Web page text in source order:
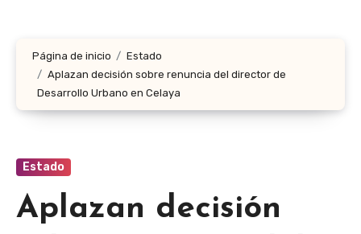
Página de inicio
Estado
Aplazan decisión sobre renuncia del director de
Desarrollo Urbano en Celaya
Estado
Aplazan decisión